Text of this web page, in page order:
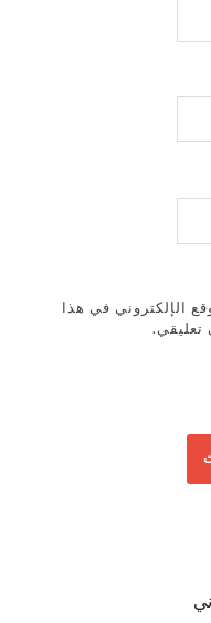
الإلكتروني في هذا
تعليقي.